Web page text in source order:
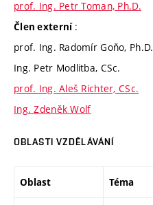
prof. Ing. Petr Toman, Ph.D.
Člen externí :
prof. Ing. Radomír Goňo, Ph.D.
Ing. Petr Modlitba, CSc.
prof. Ing. Aleš Richter, CSc.
Ing. Zdeněk Wolf
OBLASTI VZDĚLÁVÁNÍ
Oblast Téma